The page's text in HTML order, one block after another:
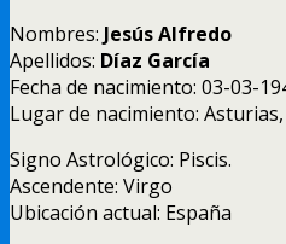
Nombres: Jesús Alfredo
Apellidos: Díaz García
Fecha de nacimiento: 03-03-
Lugar de nacimiento:
Signo Astrológico: Piscis.
Ascendente: Virgo
Ubicación actual: España